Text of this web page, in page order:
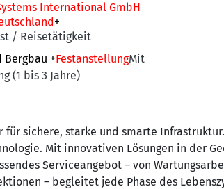
International GmbH
+
/ Reisetätigkeit
Bergbau +FestanstellungMit
(1 bis 3 Jahre)
für sichere, starke und smarte
Mit innovativen Lösungen in der
Serviceangebot – von
– begleitet jede Phase des